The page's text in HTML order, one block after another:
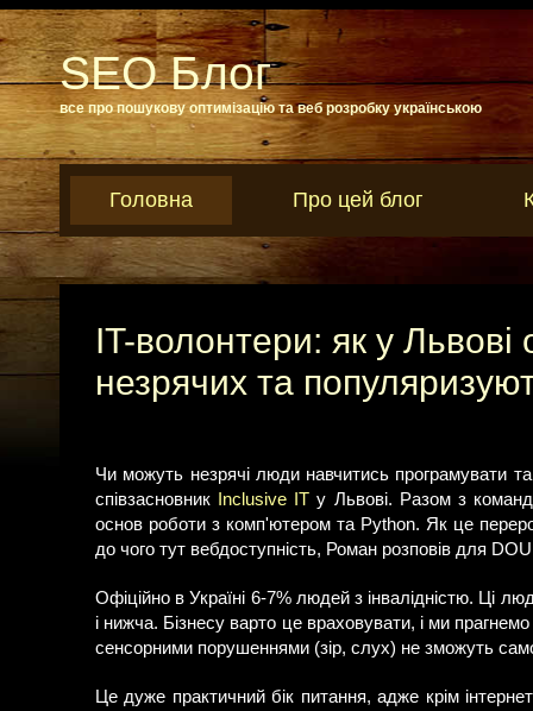
SEO Блог
все про пошукову оптимізацію та веб розробку українською
Головна Про цей блог
IT-волонтери: як у Львові
незрячих та
Чи можуть незрячі люди навчитись програмувати
співзасновник
Inclusive IT у Львові. Разом з
основ роботи з комп'ютером та Python. Як це
до чого тут вебдоступність, Роман розповів для
Офіційно в Україні 6-7% людей з інвалідністю. Ці
і нижча. Бізнесу варто це враховувати, і ми
сенсорними порушеннями (зір, слух) не зможуть
Це дуже практичний бік питання, адже крім